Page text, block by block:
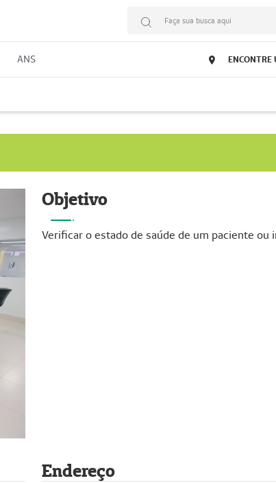
Faça sua busca aqui
ANS ENCONTRE
Objetivo
Verificar o estado de saúde de um paciente ou
Endereço